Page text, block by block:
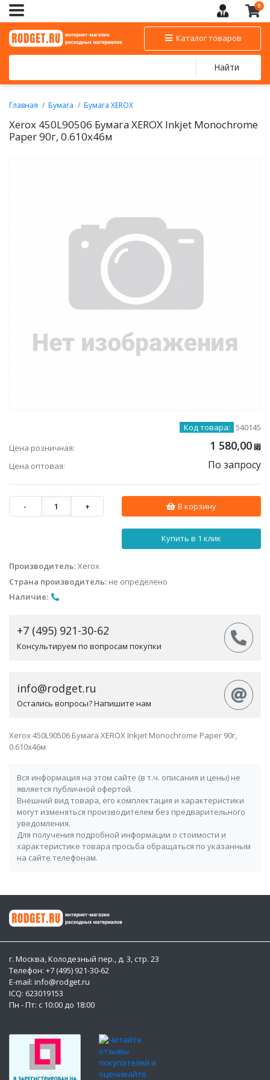
0
Каталог товаров
Найти
Главная Бумага
Бумага XEROX
Xerox 450L90506 Бумага XEROX Inkjet Monochrome
Paper 90г, 0.610x46м
Код товара: 540145
Цена розничная:
1 580,00 ⃏
Цена оптовая: По запросу
- 1 + В корзину
Купить в 1 клик
Производитель:Xerox
Страна производитель: не определено
Наличие:
+7 (495) 921-30-62
Консультируем по вопросам покупки
info@rodget.ru
Остались вопросы? Напишите нам
Xerox 450L90506 Бумага XEROX Inkjet Monochrome Paper 90г,
0.610x46м
Вся информация на этом сайте (в т.ч. описания и цены) не
является публичной офертой.
Внешний вид товара, его комплектация и характеристики
могут изменяться производителем без предварительного
уведомления.
Для получения подробной информации о стоимости и
характеристике товара просьба обращаться по указанным
на сайте телефонам.
г. Москва, Колодезный пер., д. 3, стр. 23
Телефон: +7 (495) 921-30-62
E-mail: info@rodget.ru
ICQ: 623019153
Пн - Пт: с 10:00 до 18:00